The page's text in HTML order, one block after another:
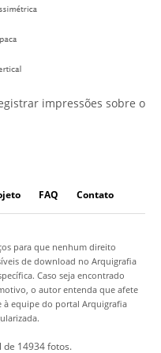
impressões sobre o
FAQ Contato
para que nenhum direito
de download no Arquigrafia
Caso seja encontrado
o autor entenda que afete
à equipe do portal Arquigrafia
14934 fotos.